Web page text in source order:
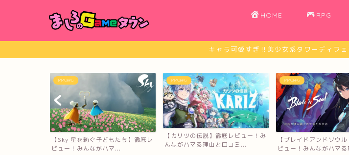
HOME RPG
キャラ可愛すぎ‼︎美少女系タワーディフ
MMORPG
【カリツの伝説】徹底レビュー！み
んながハマる理由と口コミ...
MMORPG
【ブレイドアンドソウル２】徹底レ
ビュー！みんながハマる理...
RPG
【少女ウォーズ】徹底
んながハマる理由と口コ